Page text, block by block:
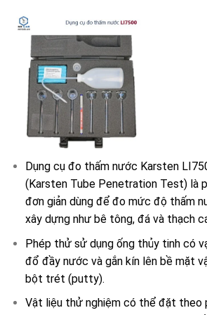
Dụng cụ đo thấm nước Karsten
(Karsten Tube Penetration Test) là
đơn giản dùng để đo mức độ thấm
xây dựng như bê tông, đá và thạch
Phép thử sử dụng ống thủy tinh có
đổ đầy nước và gắn kín lên bề mặt
bột trét (putty).
Vật liệu thử nghiệm có thể đặt theo